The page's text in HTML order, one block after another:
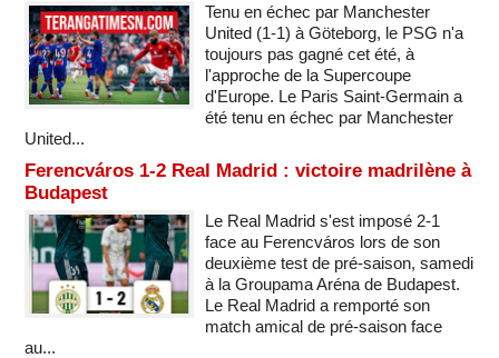
Tenu en échec par Manchester
United (1-1) à Göteborg, le PSG n'a
toujours pas gagné cet été, à
l'approche de la Supercoupe
d'Europe. Le Paris Saint-Germain a
été tenu en échec par Manchester
United...
Ferencváros 1-2 Real Madrid : victoire madrilène à
Budapest
Le Real Madrid s'est imposé 2-1
face au Ferencváros lors de son
deuxième test de pré-saison, samedi
à la Groupama Aréna de Budapest.
Le Real Madrid a remporté son
match amical de pré-saison face
au...